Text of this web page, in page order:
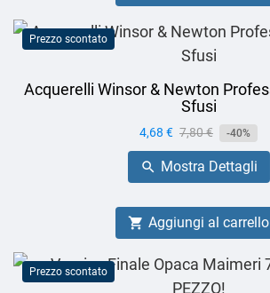
Prezzo scontato
Acquerelli Winsor & Newton
Sfusi
Prezzo
4,68 € Prezzo
base
7,80 € -40%
 Mostra Dettagli
 Aggiungi al carrello
Prezzo scontato